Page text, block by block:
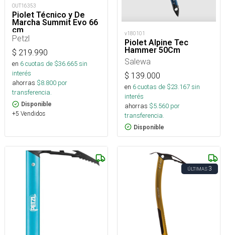
OUT16353
Piolet Técnico y De
Marcha Summit Evo 66
cm
Petzl
$ 219.990
en 6cuotas de $36.665sin
interés
ahorras $8.800 por
transferencia.
Disponible
+5 Vendidos
v180101
Piolet Alpine Tec
Hammer 50Cm
Salewa
$ 139.000
en 6cuotas de $23.167sin
interés
ahorras $5.560 por
transferencia.
Disponible
ÚLTIMAS3